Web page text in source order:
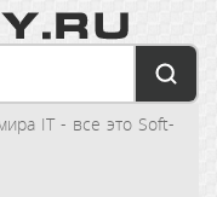
IT - все это Soft-